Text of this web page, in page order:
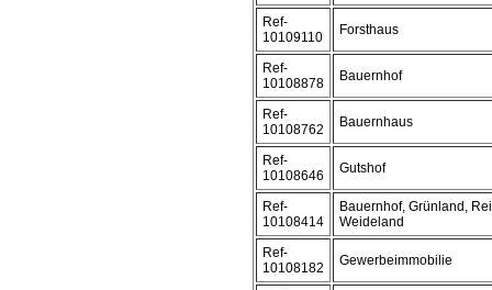
Ref-
10109110
Forsthaus
Ref-
10108878
Bauernhof
Ref-
10108762
Bauernhaus
Ref-
10108646
Gutshof
Ref-
10108414
Bauernhof, Grünland,
Weideland
Ref-
10108182
Gewerbeimmobilie